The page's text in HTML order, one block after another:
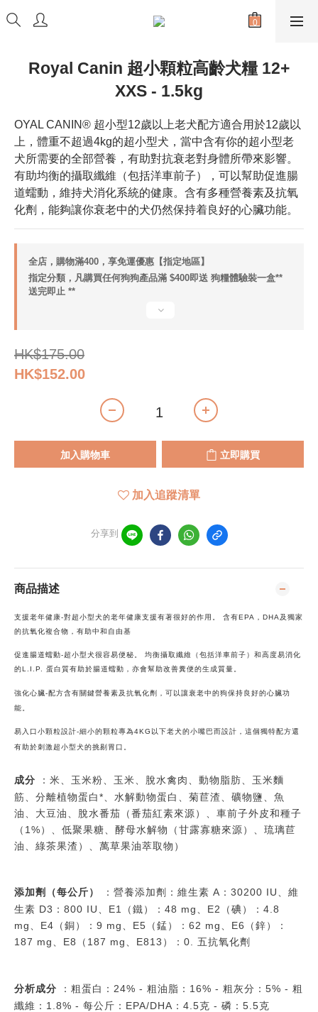
Royal Canin 超小顆粒高齡犬糧 12+
XXS - 1.5kg
OYAL CANIN® 超小型12歲以上老犬配方適合用於12歲以
上，體重不超過4kg的超小型犬，當中含有你的超小型老
犬所需要的全部營養，有助對抗衰老對身體所帶來影響。
有助均衡的攝取纖維（包括洋車前子），可以幫助促進腸
道蠕動，維持犬消化系統的健康。含有多種營養素及抗氧
化劑，能夠讓你衰老中的犬仍然保持着良好的心臟功能。
全店，購物滿400，享免運優惠【指定地區】
指定分類，凡購買任何狗狗產品滿 $400即送 狗糧體驗裝一盒**
送完即止 **
HK$175.00
HK$152.00
加入購物車 立即購買
加入追蹤清單
分享到
商品描述
支援老年健康-對超小型犬的老年健康支援有著很好的作用。 含有EPA，DHA及獨家
的抗氧化複合物，有助中和自由基
促進腸道蠕動-超小型犬很容易便秘。 均衡攝取纖維（包括洋車前子）和高度易消化
的L.I.P. 蛋白質有助於腸道蠕動，亦會幫助改善糞便的生成質量。
強化心臟-配方含有關鍵營養素及抗氧化劑，可以讓衰老中的狗保持良好的心臟功
能。
易入口小顆粒設計-細小的顆粒專為4KG以下老犬的小嘴巴而設計，這個獨特配方還
有助於刺激超小型犬的挑剔胃口。
成分
：米、玉米粉、玉米、脫水禽肉、動物脂肪、玉米麵
筋、分離植物蛋白*、水解動物蛋白、菊苣渣、礦物鹽、魚
油、大豆油、脫水番茄（番茄紅素來源）、車前子外皮和種子
（1%）、低聚果糖、酵母水解物（甘露寡糖來源）、琉璃苣
油、綠茶果渣）、萬草果油萃取物）
添加劑（每公斤）
：營養添加劑：維生素 A：30200 IU、維
生素 D3：800 IU、E1（鐵）：48 mg、E2（碘）：4.8
mg、E4（銅）：9 mg、E5（錳）：62 mg、E6（鋅）：
187 mg、E8（187 mg、E813）：0. 五抗氧化劑
分析成分
：粗蛋白：24% - 粗油脂：16% - 粗灰分：5% - 粗
纖維：1.8% - 每公斤：EPA/DHA：4.5克 - 磷：5.5克